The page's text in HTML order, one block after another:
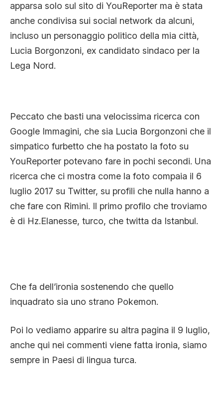
apparsa solo sul sito di YouReporter ma è stata
anche condivisa sui social network da alcuni,
incluso un personaggio politico della mia città,
Lucia Borgonzoni, ex candidato sindaco per la
Lega Nord.
Peccato che basti una velocissima ricerca con
Google Immagini, che sia Lucia Borgonzoni che il
simpatico furbetto che ha postato la foto su
YouReporter potevano fare in pochi secondi. Una
ricerca che ci mostra come la foto compaia il 6
luglio 2017 su Twitter, su profili che nulla hanno a
che fare con Rimini. Il primo profilo che troviamo
è di Hz.Elanesse, turco, che twitta da Istanbul.
Che fa dell’ironia sostenendo che quello
inquadrato sia uno strano Pokemon.
Poi lo vediamo apparire su altra pagina il 9 luglio,
anche qui nei commenti viene fatta ironia, siamo
sempre in Paesi di lingua turca.